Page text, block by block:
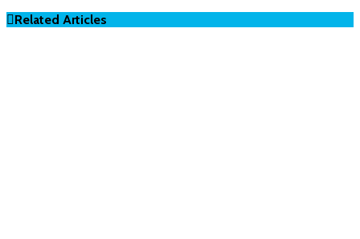
Related Articles